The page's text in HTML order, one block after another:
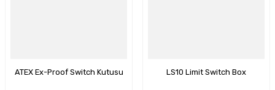
ATEX Ex-Proof Switch Kutusu LS10 Limit Switch Box